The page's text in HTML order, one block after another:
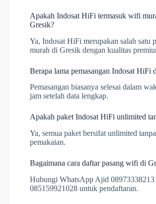
Apakah Indosat HiFi termasuk wifi
Gresik?
Ya, Indosat HiFi merupakan salah satu
murah di Gresik dengan kualitas
Berapa lama pemasangan Indosat HiFi
Pemasangan biasanya selesai dalam
jam setelah data lengkap.
Apakah paket Indosat HiFi unlimited
Ya, semua paket bersifat unlimited
pemakaian.
Bagaimana cara daftar pasang wifi di
Hubungi WhatsApp Ajid 08973338213
085159921028 untuk pendaftaran.